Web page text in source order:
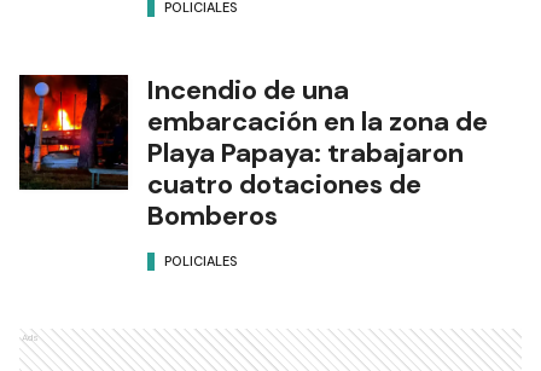
POLICIALES
Incendio de una
embarcación en la zona de
Playa Papaya: trabajaron
cuatro dotaciones de
Bomberos
POLICIALES
Ads